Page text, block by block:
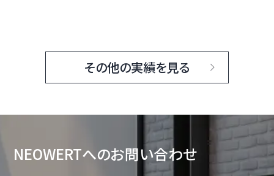
その他の実績を見る
NEOWERTへのお問い合わせ